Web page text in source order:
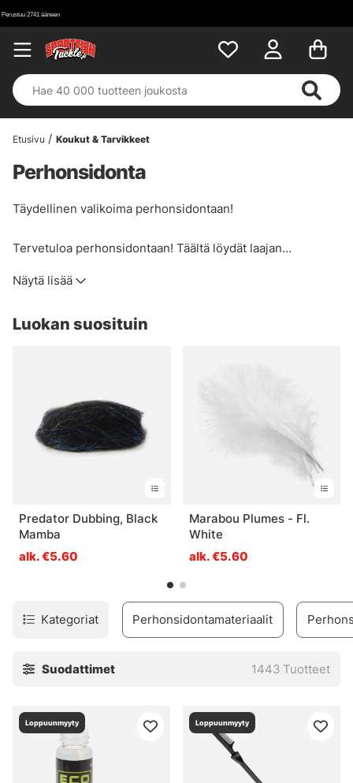
Etusivu Koukut & Tarvikkeet
Perhonsidonta
Täydellinen valikoima perhonsidontaan!
Tervetuloa perhonsidontaan! Täältä löydät laajan
Myymme vain materiaaleja, joita itse haluamme käyttää, eli
Näytä lisää
Luokan suosituin
Predator Dubbing, Black
Mamba
alk. €5.60
Marabou Plumes - Fl.
White
alk. €5.60
Kategoriat Perhonsidontamateriaalit
Suodattimet 1443 Tuotteet
Loppuunmyyty Loppuunmyyty